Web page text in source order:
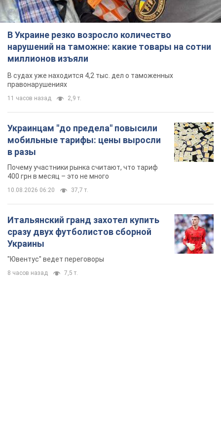
В Украине резко возросло количество
нарушений на таможне: какие товары на сотни
миллионов изъяли
В судах уже находится 4,2 тыс. дел о таможенных
правонарушениях
11 часов назад 2,9 т.
Украинцам "до предела" повысили
мобильные тарифы: цены выросли
в разы
Почему участники рынка считают, что тариф
400 грн в месяц – это не много
10.08.2026 06:20 37,7 т.
Итальянский гранд захотел купить
сразу двух футболистов сборной
Украины
"Ювентус" ведет переговоры
8 часов назад 7,5 т.